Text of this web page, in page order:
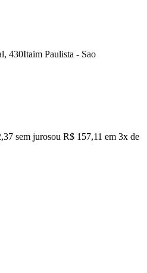
430Itaim Paulista - Sao
sem jurosou R$ 157,11 em 3x de